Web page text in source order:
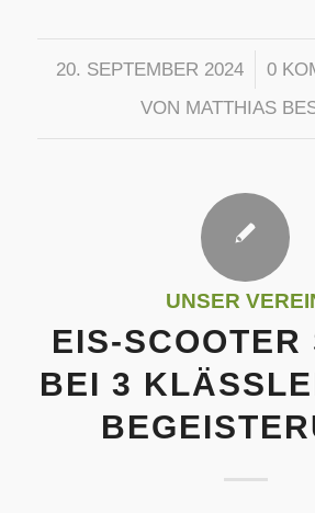
20. SEPTEMBER 2024
/ 0
VON MATTHIAS
UNSER
EIS-SCOOTER
BEI 3